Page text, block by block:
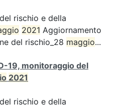
rischio e della
2021 Aggiornamento
del rischio_28 maggio...
19, monitoraggio del
2021
rischio e della